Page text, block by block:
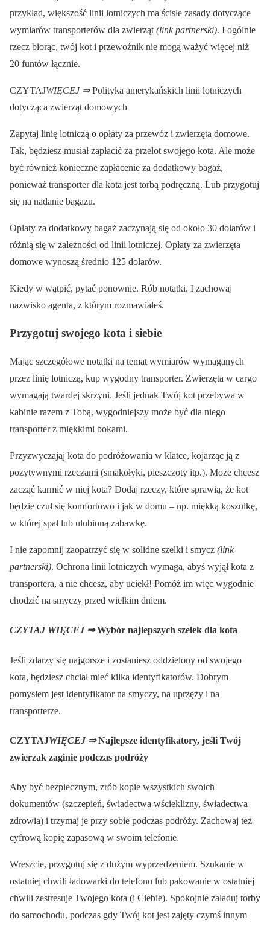
przykład, większość linii lotniczych ma ścisłe zasady dotyczące
wymiarów transporterów dla zwierząt (link partnerski). I ogólnie
rzecz biorąc, twój kot i przewoźnik nie mogą ważyć więcej niż
20 funtów łącznie.
CZYTAJWIĘCEJ ⇒Polityka amerykańskich linii lotniczych
dotycząca zwierząt domowych
Zapytaj linię lotniczą o opłaty za przewóz i zwierzęta domowe.
Tak, będziesz musiał zapłacić za przelot swojego kota. Ale może
być również konieczne zapłacenie za dodatkowy bagaż,
ponieważ transporter dla kota jest torbą podręczną. Lub przygotuj
się na nadanie bagażu.
Opłaty za dodatkowy bagaż zaczynają się od około 30 dolarów i
różnią się w zależności od linii lotniczej. Opłaty za zwierzęta
domowe wynoszą średnio 125 dolarów.
Kiedy w wątpić, pytać ponownie. Rób notatki. I zachowaj
nazwisko agenta, z którym rozmawiałeś.
Przygotuj swojego kota i siebie
Mając szczegółowe notatki na temat wymiarów wymaganych
przez linię lotniczą, kup wygodny transporter. Zwierzęta w cargo
wymagają twardej skrzyni. Jeśli jednak Twój kot przebywa w
kabinie razem z Tobą, wygodniejszy może być dla niego
transporter z miękkimi bokami.
Przyzwyczajaj kota do podróżowania w klatce, kojarząc ją z
pozytywnymi rzeczami (smakołyki, pieszczoty itp.). Może chcesz
zacząć karmić w niej kota? Dodaj rzeczy, które sprawią, że kot
będzie czuł się komfortowo i jak w domu – np. miękką koszulkę,
w której spał lub ulubioną zabawkę.
I nie zapomnij zaopatrzyć się w solidne szelki i smycz (link
partnerski). Ochrona linii lotniczych wymaga, abyś wyjął kota z
transportera, a nie chcesz, aby uciekł! Pomóż im więc wygodnie
chodzić na smyczy przed wielkim dniem.
CZYTAJ WIĘCEJ ⇒Wybór najlepszych szelek dla kota
Jeśli zdarzy się najgorsze i zostaniesz oddzielony od swojego
kota, będziesz chciał mieć kilka identyfikatorów. Dobrym
pomysłem jest identyfikator na smyczy, na uprzęży i na
transporterze.
CZYTAJWIĘCEJ ⇒Najlepsze identyfikatory, jeśli Twój
zwierzak zaginie podczas podróży
Aby być bezpiecznym, zrób kopie wszystkich swoich
dokumentów (szczepień, świadectwa wścieklizny, świadectwa
zdrowia) i trzymaj je przy sobie podczas podróży. Zachowaj też
cyfrową kopię zapasową w swoim telefonie.
Wreszcie, przygotuj się z dużym wyprzedzeniem. Szukanie w
ostatniej chwili ładowarki do telefonu lub pakowanie w ostatniej
chwili zestresuje Twojego kota (i Ciebie). Spokojnie załaduj torby
do samochodu, podczas gdy Twój kot jest zajęty czymś innym